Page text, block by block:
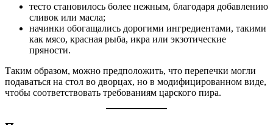
тесто становилось более нежным, благодаря добавлению
сливок или масла;
начинки обогащались дорогими ингредиентами, такими
как мясо, красная рыба, икра или экзотические
пряности.
Таким образом, можно предположить, что перепечки могли
подаваться на стол во дворцах, но в модифицированном виде,
чтобы соответствовать требованиям царского пира.